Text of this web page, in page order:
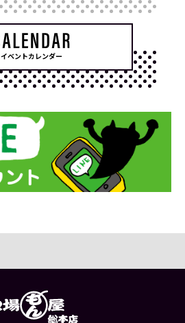
イベントカレンダー